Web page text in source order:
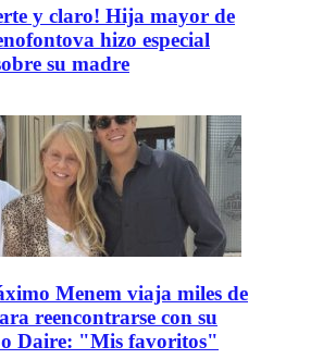
y claro! Hija mayor de
hizo especial
su madre
Menem viaja miles de
reencontrarse con su
Daire: "Mis favoritos"